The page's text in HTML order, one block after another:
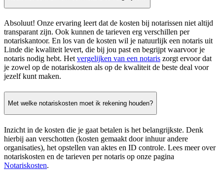
Absoluut! Onze ervaring leert dat de kosten bij notarissen niet altijd
transparant zijn. Ook kunnen de tarieven erg verschillen per
notariskantoor. En los van de kosten wil je natuurlijk een notaris uit
Linde die kwaliteit levert, die bij jou past en begrijpt waarvoor je
notaris nodig hebt. Hetvergelijken van een notaris zorgt ervoor dat
je zowel op de notariskosten als op de kwaliteit de beste deal voor
jezelf kunt maken.
Met welke notariskosten moet ik rekening houden?
Inzicht in de kosten die je gaat betalen is het belangrijkste. Denk
hierbij aan verschotten (kosten gemaakt door inhuur andere
organisaties), het opstellen van aktes en ID controle. Lees meer over
notariskosten en de tarieven per notaris op onze pagina
Notariskosten.